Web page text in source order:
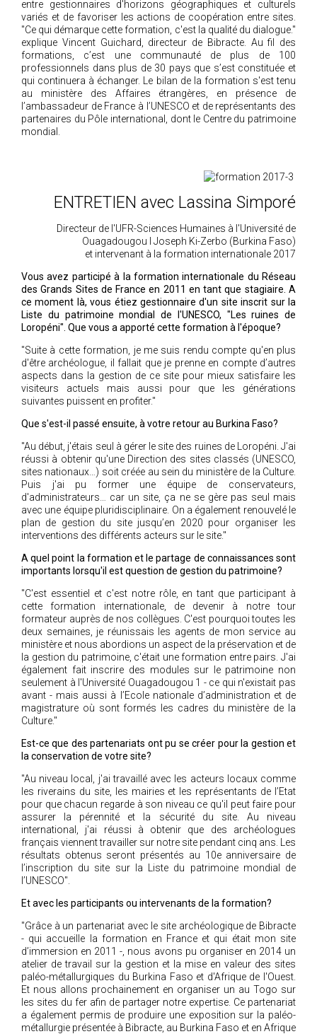
entre gestionnaires d'horizons géographiques et culturels
variés et de favoriser les actions de coopération entre sites.
"Ce qui démarque cette formation, c'est la qualité du dialogue."
explique Vincent Guichard, directeur de Bibracte. Au fil des
formations, c’est une communauté de plus de 100
professionnels dans plus de 30 pays que s’est constituée et
qui continuera à échanger. Le bilan de la formation s'est tenu
au ministère des Affaires étrangères, en présence de
l’ambassadeur de France à l’UNESCO et de représentants des
partenaires du Pôle international, dont le Centre du patrimoine
mondial.
ENTRETIEN avec Lassina Simporé
Directeur de l'UFR-Sciences Humaines à l'Université de
Ouagadougou I Joseph Ki-Zerbo (Burkina Faso)
et intervenant à la formation internationale 2017
Vous avez participé à la formation internationale du Réseau
des Grands Sites de France en 2011 en tant que stagiaire. A
ce moment là, vous étiez gestionnaire d'un site inscrit sur la
Liste du patrimoine mondial de l'UNESCO, "Les ruines de
Loropéni". Que vous a apporté cette formation à l'époque?
"Suite à cette formation, je me suis rendu compte qu'en plus
d'être archéologue, il fallait que je prenne en compte d’autres
aspects dans la gestion de ce site pour mieux satisfaire les
visiteurs actuels mais aussi pour que les générations
suivantes puissent en profiter."
Que s'est-il passé ensuite, à votre retour au Burkina Faso?
"Au début, j'étais seul à gérer le site des ruines de Loropéni. J'ai
réussi à obtenir qu'une Direction des sites classés (UNESCO,
sites nationaux…) soit créée au sein du ministère de la Culture.
Puis j'ai pu former une équipe de conservateurs,
d'administrateurs… car un site, ça ne se gère pas seul mais
avec une équipe pluridisciplinaire. On a également renouvelé le
plan de gestion du site jusqu’en 2020 pour organiser les
interventions des différents acteurs sur le site."
A quel point la formation et le partage de connaissances sont
importants lorsqu'il est question de gestion du patrimoine?
"C'est essentiel et c'est notre rôle, en tant que participant à
cette formation internationale, de devenir à notre tour
formateur auprès de nos collègues. C'est pourquoi toutes les
deux semaines, je réunissais les agents de mon service au
ministère et nous abordions un aspect de la préservation et de
la gestion du patrimoine, c'était une formation entre pairs. J'ai
également fait inscrire des modules sur le patrimoine non
seulement à l'Université Ouagadougou 1 - ce qui n'existait pas
avant - mais aussi à l’Ecole nationale d’administration et de
magistrature où sont formés les cadres du ministère de la
Culture."
Est-ce que des partenariats ont pu se créer pour la gestion et
la conservation de votre site?
"Au niveau local, j'ai travaillé avec les acteurs locaux comme
les riverains du site, les mairies et les représentants de l’Etat
pour que chacun regarde à son niveau ce qu'il peut faire pour
assurer la pérennité et la sécurité du site. Au niveau
international, j'ai réussi à obtenir que des archéologues
français viennent travailler sur notre site pendant cinq ans. Les
résultats obtenus seront présentés au 10e anniversaire de
l’inscription du site sur la Liste du patrimoine mondial de
l’UNESCO".
Et avec les participants ou intervenants de la formation?
"Grâce à un partenariat avec le site archéologique de Bibracte
- qui accueille la formation en France et qui était mon site
d’immersion en 2011 -, nous avons pu organiser en 2014 un
atelier de travail sur la gestion et la mise en valeur des sites
paléo-métallurgiques du Burkina Faso et d'Afrique de l'Ouest.
Et nous allons prochainement en organiser un au Togo sur
les sites du fer afin de partager notre expertise. Ce partenariat
a également permis de produire une exposition sur la paléo-
métallurgie présentée à Bibracte, au Burkina Faso et en Afrique